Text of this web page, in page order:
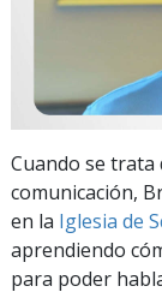
Cuando se
comunicación,
en la Iglesia de
aprendiendo
para poder